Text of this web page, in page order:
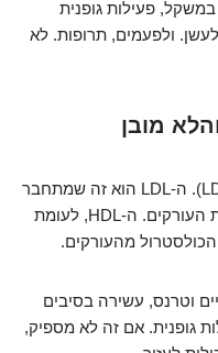
פעילות גופנית
ולפעמים, תרופות. לא
מובן
יש כולסטרול "טוב" (HDL) ויש "רע" (LDL). ה-LDL הוא זה שמתחבר
לחומרים אחרים ויוצר פלאק שסותם את העורקים. ה-HDL, לעומת
מהעורקים.
וטרנס, עשירה בסיבים
גופנית. אם זה לא מספיק,